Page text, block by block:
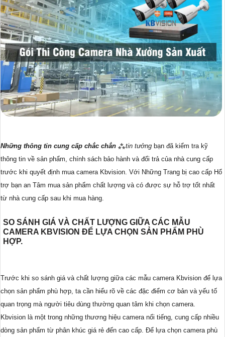
Những thông tin cung cấp chắc chắn ⁂tin tưởng bạn đã kiểm tra kỹ
thông tin về sản phẩm, chính sách bảo hành và đổi trả của nhà cung cấp
trước khi quyết định mua camera Kbvision. Với Những Trang bị cao cấp Hổ
trợ bạn an Tâm mua sản phẩm chất lượng và có được sự hỗ trợ tốt nhất
từ nhà cung cấp sau khi mua hàng.
SO SÁNH GIÁ VÀ CHẤT LƯỢNG GIỮA CÁC MẪU
CAMERA KBVISION ĐỂ LỰA CHỌN SẢN PHẨM PHÙ
HỢP.
Trước khi so sánh giá và chất lượng giữa các mẫu camera Kbvision để lựa
chọn sản phẩm phù hợp, ta cần hiểu rõ về các đặc điểm cơ bản và yếu tố
quan trọng mà người tiêu dùng thường quan tâm khi chọn camera.
Kbvision là một trong những thương hiệu camera nổi tiếng, cung cấp nhiều
dòng sản phẩm từ phân khúc giá rẻ đến cao cấp. Để lựa chọn camera phù